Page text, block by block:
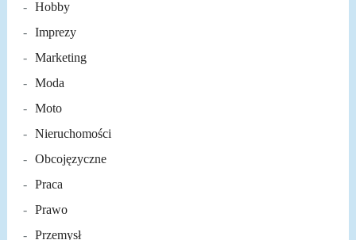
Hobby
Imprezy
Marketing
Moda
Moto
Nieruchomości
Obcojęzyczne
Praca
Prawo
Przemysł